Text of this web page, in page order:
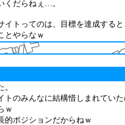
くだらねぇ…。
イトってのは、目標を達成すると
とやらなｗ
トのみんなに結構惜しまれてい
ｗ
的ポジションだからねｗ